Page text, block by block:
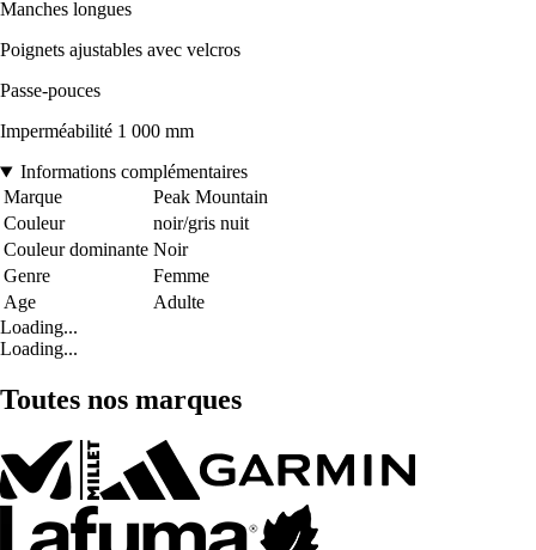
Manches longues
Poignets ajustables avec velcros
Passe-pouces
Imperméabilité 1 000 mm
Informations complémentaires
Marque
Peak Mountain
Couleur
noir/gris nuit
Couleur dominante Noir
Genre
Femme
Age
Adulte
Loading...
Loading...
Toutes nos marques